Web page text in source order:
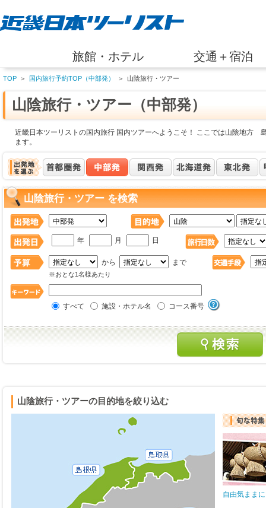
旅館・ホテル 交通＋宿泊
TOP ＞ 国内旅行予約TOP（中部発） ＞ 山陰旅行・ツアー
山陰旅行・ツアー（中部発）
近畿日本ツーリストの国内旅行 国内ツアーへようこそ！ ここでは山陰地方
ます。
山陰旅行・ツアー を検索
年 月 日
から まで
※おとな1名様あたり
すべて 施設・ホテル名 コース番号
山陰旅行・ツアーの目的地を絞り込む
自由気まま